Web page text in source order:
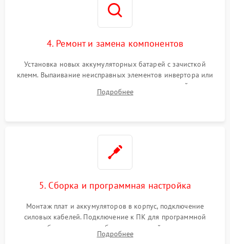
4. Ремонт и замена компонентов
Установка новых аккумуляторных батарей с зачисткой
клемм. Выпаивание неисправных элементов инвертора или
цепи зарядки и монтаж новых радиодеталей.
Восстановление поврежденных токоведущих дорожек и
Подробнее
5. Сборка и программная настройка
Монтаж плат и аккумуляторов в корпус, подключение
силовых кабелей. Подключение к ПК для программной
калибровки констант батареи, настройки порогов
срабатывания AVR и сброса счетчиков старения АКБ.
Подробнее